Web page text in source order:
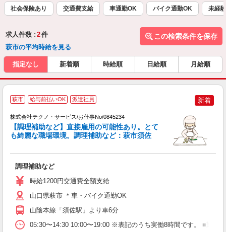
社会保険あり 交通費支給 車通勤OK バイク通勤OK 未経
求人件数 : 2件
萩市の平均時給を見る
この検索条件を保存
指定なし 新着順 時給順 日給順 月給順
萩市 給与前払いOK 派遣社員 新着
株式会社テクノ・サービス/お仕事No/0845234
【調理補助など】直接雇用の可能性あり。とて
も綺麗な職場環境。調理補助など：萩市須佐
調理補助など
時給1200円交通費全額支給
山口県萩市 ＊車・バイク通勤OK
山陰本線「須佐駅」より車6分
05:30〜14:30 10:00〜19:00 ※表記のうち実働8時間です。